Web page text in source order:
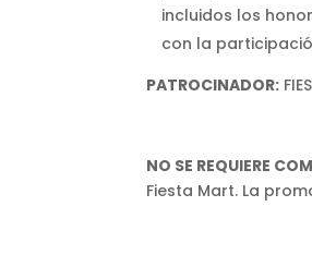
incluidos los
con la
PATROCINADOR:
NO SE REQUIERE
Fiesta Mart. La